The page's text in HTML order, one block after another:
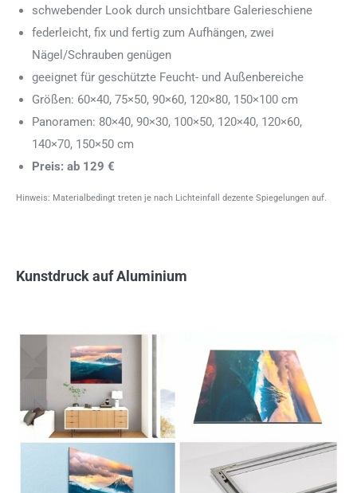
schwebender Look durch unsichtbare Galerieschiene
federleicht, fix und fertig zum Aufhängen, zwei
Nägel/Schrauben genügen
geeignet für geschützte Feucht- und Außenbereiche
Größen: 60×40, 75×50, 90×60, 120×80, 150×100 cm
Panoramen: 80×40, 90×30, 100×50, 120×40, 120×60,
140×70, 150×50 cm
Preis: ab 129 €
Hinweis: Materialbedingt treten je nach Lichteinfall dezente Spiegelungen auf.
Kunstdruck auf Aluminium